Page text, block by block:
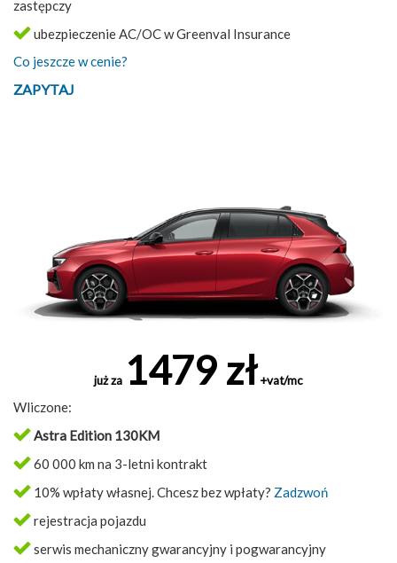
zastępczy
ubezpieczenie AC/OC w Greenval Insurance
Co jeszcze w cenie?
ZAPYTAJ
już za 1479 zł +vat/mc
Wliczone:
Astra Edition 130KM
60 000 km na 3-letni kontrakt
10% wpłaty własnej. Chcesz bez wpłaty? Zadzwoń
rejestracja pojazdu
serwis mechaniczny gwarancyjny i pogwarancyjny